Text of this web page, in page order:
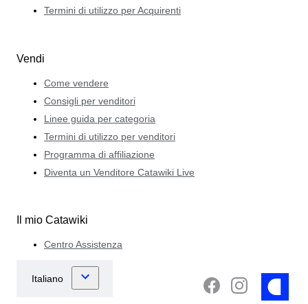
Termini di utilizzo per Acquirenti
Vendi
Come vendere
Consigli per venditori
Linee guida per categoria
Termini di utilizzo per venditori
Programma di affiliazione
Diventa un Venditore Catawiki Live
Il mio Catawiki
Centro Assistenza